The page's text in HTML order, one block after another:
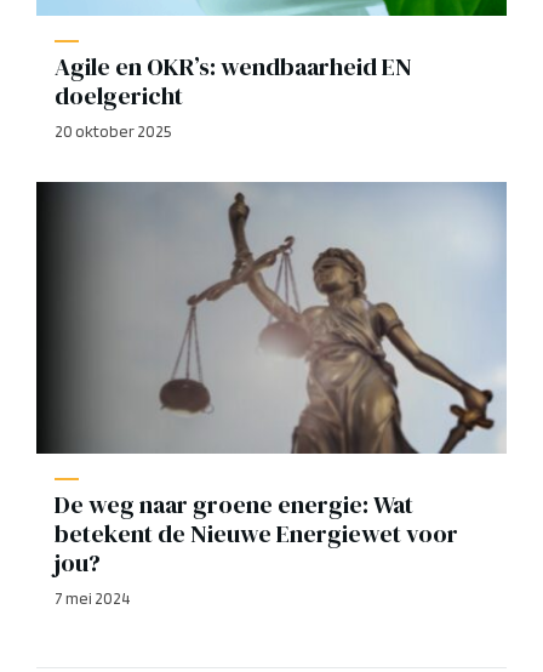
Agile en OKR’s: wendbaarheid EN
doelgericht
20 oktober 2025
De weg naar groene energie: Wat
betekent de Nieuwe Energiewet voor
jou?
7 mei 2024